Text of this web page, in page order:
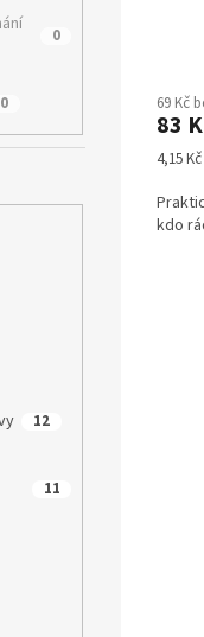
0
0
12
11
69 Kč
83
Měrná
4,15
kdo